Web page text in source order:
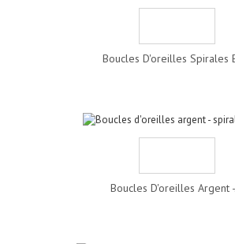
Boucles D'oreilles Spirales
Boucles D'oreilles Argent